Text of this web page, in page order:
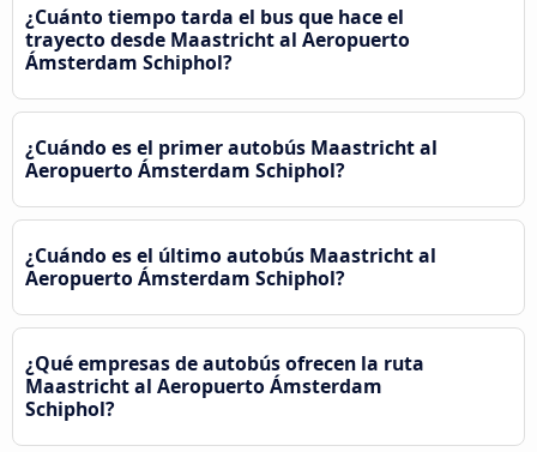
¿Cuánto tiempo tarda el bus que hace el
trayecto desde Maastricht al Aeropuerto
Ámsterdam Schiphol?
¿Cuándo es el primer autobús Maastricht al
Aeropuerto Ámsterdam Schiphol?
¿Cuándo es el último autobús Maastricht al
Aeropuerto Ámsterdam Schiphol?
¿Qué empresas de autobús ofrecen la ruta
Maastricht al Aeropuerto Ámsterdam
Schiphol?